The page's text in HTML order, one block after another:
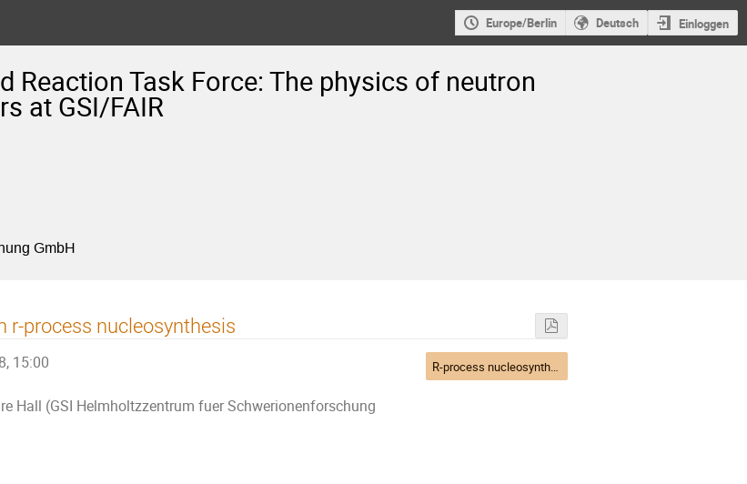
Europe/Berlin Deutsch Einloggen
Reaction Task Force: The physics of neutron
at GSI/FAIR
GmbH
r-process nucleosynthesis
15:00
Hall (GSI Helmholtzzentrum fuer Schwerionenforschung
R-process nucleosynthesis